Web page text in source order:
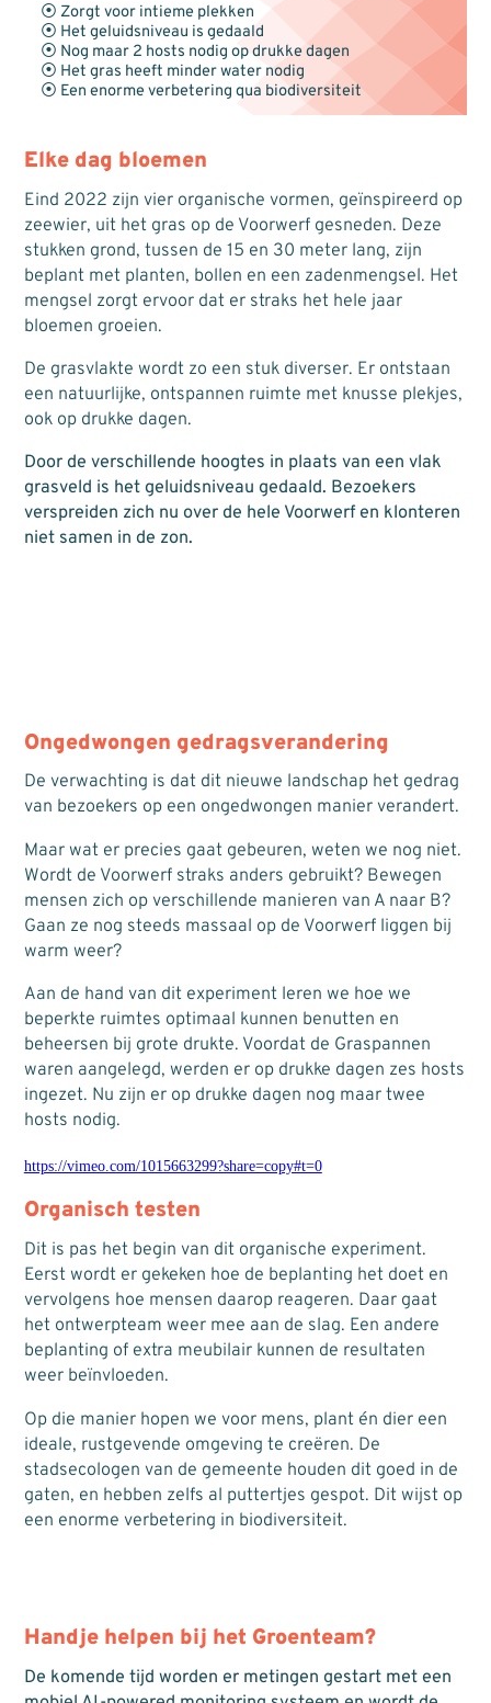
⦿ Zorgt voor intieme plekken
⦿ Het geluidsniveau is gedaald
⦿ Nog maar 2 hosts nodig op drukke dagen
⦿ Het gras heeft minder water nodig
⦿ Een enorme verbetering qua biodiversiteit
Elke dag bloemen
Eind 2022 zijn vier organische vormen, geïnspireerd op
zeewier, uit het gras op de Voorwerf gesneden. Deze
stukken grond, tussen de 15 en 30 meter lang, zijn
beplant met planten, bollen en een zadenmengsel. Het
mengsel zorgt ervoor dat er straks het hele jaar
bloemen groeien.
De grasvlakte wordt zo een stuk diverser. Er ontstaan
een natuurlijke, ontspannen ruimte met knusse plekjes,
ook op drukke dagen.
Door de verschillende hoogtes in plaats van een vlak
grasveld is het geluidsniveau gedaald. Bezoekers
verspreiden zich nu over de hele Voorwerf en klonteren
niet samen in de zon.
Ongedwongen gedragsverandering
De verwachting is dat dit nieuwe landschap het gedrag
van bezoekers op een ongedwongen manier verandert.
Maar wat er precies gaat gebeuren, weten we nog niet.
Wordt de Voorwerf straks anders gebruikt? Bewegen
mensen zich op verschillende manieren van A naar B?
Gaan ze nog steeds massaal op de Voorwerf liggen bij
warm weer?
Aan de hand van dit experiment leren we hoe we
beperkte ruimtes optimaal kunnen benutten en
beheersen bij grote drukte. Voordat de Graspannen
waren aangelegd, werden er op drukke dagen zes hosts
ingezet. Nu zijn er op drukke dagen nog maar twee
hosts nodig.
https://vimeo.com/1015663299?share=copy#t=0
Organisch testen
Dit is pas het begin van dit organische experiment.
Eerst wordt er gekeken hoe de beplanting het doet en
vervolgens hoe mensen daarop reageren. Daar gaat
het ontwerpteam weer mee aan de slag. Een andere
beplanting of extra meubilair kunnen de resultaten
weer beïnvloeden.
Op die manier hopen we voor mens, plant én dier een
ideale, rustgevende omgeving te creëren. De
stadsecologen van de gemeente houden dit goed in de
gaten, en hebben zelfs al puttertjes gespot. Dit wijst op
een enorme verbetering in biodiversiteit.
Handje helpen bij het Groenteam?
De komende tijd worden er metingen gestart met een